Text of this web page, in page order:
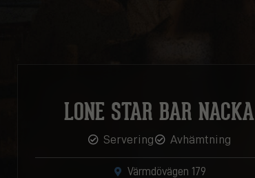
LONE STAR BAR NACKA
Servering Avhämtning
Värmdövägen 179